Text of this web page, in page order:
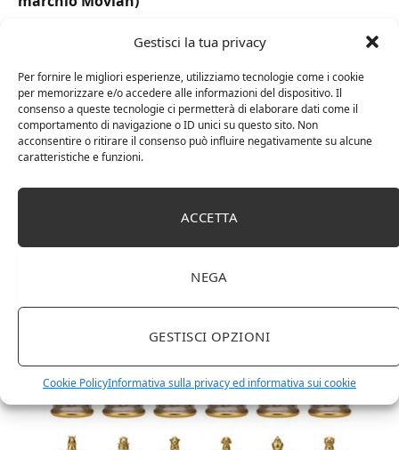
Gestisci la tua privacy
Per fornire le migliori esperienze, utilizziamo tecnologie come i cookie
per memorizzare e/o accedere alle informazioni del dispositivo. Il
consenso a queste tecnologie ci permetterà di elaborare dati come il
comportamento di navigazione o ID unici su questo sito. Non
acconsentire o ritirare il consenso può influire negativamente su alcune
caratteristiche e funzioni.
ACCETTA
NEGA
GESTISCI OPZIONI
Cookie PolicyInformativa sulla privacy ed informativa sui cookie
DOT Horeca Solutions 1000 Bicchieri PET
trasparenti monouso 350 ML tacca 0,3 alta qualità
usa e getta bicchiere riciclabili per acqua bevande
birra cocktail drink